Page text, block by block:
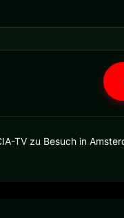
TV zu Besuch in